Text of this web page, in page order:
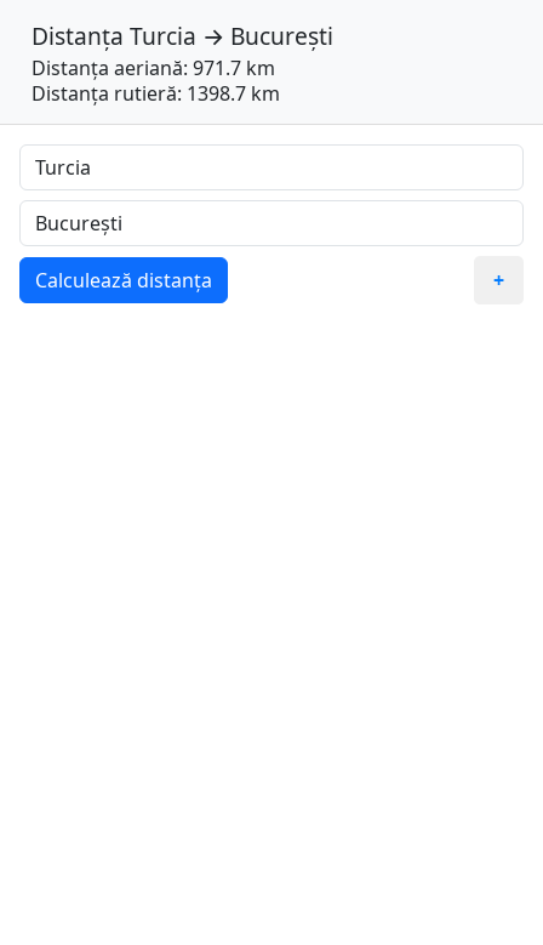
Distanța Turcia → București
Distanța aeriană: 971.7 km
Distanța rutieră: 1398.7 km
Calculează distanța +